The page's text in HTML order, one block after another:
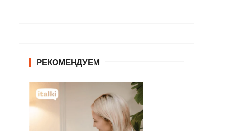
РЕКОМЕНДУЕМ